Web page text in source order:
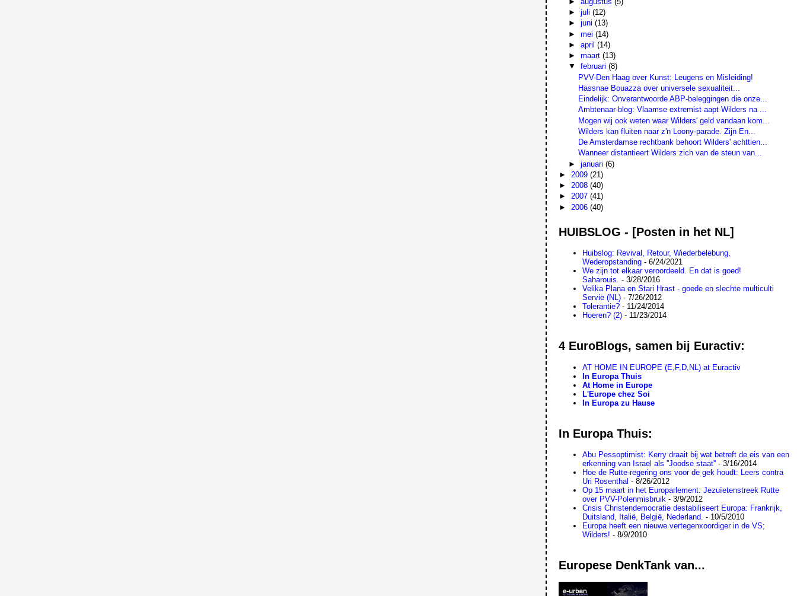
► juli (12)
► juni (13)
► mei (14)
► april (14)
► maart (13)
▼ februari (8)
PVV-Den Haag over Kunst: Leugens en Misleiding!
Hassnae Bouazza over universele sexualiteit...
Eindelijk: Onverantwoorde ABP-beleggingen die onze...
Ambtenaar-blog: Vlaamse extremist aapt Wilders na ...
Mogen wij ook weten waar Wilders' geld vandaan kom...
Wilders kan fluiten naar z'n Loony-parade. Zijn En...
De Amsterdamse rechtbank behoort Wilders' achttien...
Wanneer distantieert Wilders zich van de steun van...
► januari (6)
► 2009(21)
►2008(40)
►2007(41)
► 2006(40)
HUIBSLOG - [Posten in het NL]
Huibslog: Revival, Retour, Wiederbelebung,
Wederopstanding - 6/24/2021
We zijn tot elkaar veroordeeld. En dat is goed!
Saharouis. - 3/28/2016
Velika Plana en Stari Hrast - goede en slechte multiculti
Servië (NL) - 7/26/2012
Tolerantie? - 11/24/2014
Hoeren? (2) - 11/23/2014
4 EuroBlogs, samen bij Euractiv:
AT HOME IN EUROPE (E,F,D,NL) at Euractiv
In Europa Thuis
At Home in Europe
L'Europe chez Soi
In Europa zu Hause
In Europa Thuis:
Abu Pessoptimist: Kerry draait bij wat betreft de eis van een
erkenning van Israel als ''Joodse staat'' - 3/16/2014
Hoe de Rutte-regering ons voor de gek houdt: Leers contra
Uri Rosenthal - 8/26/2012
Op 15 maart in het Europarlement: Jezuïetenstreek Rutte
over PVV-Polenmisbruik - 3/9/2012
Crisis Christendemocratie destabiliseert Europa: Frankrijk,
Duitsland, Italië, België, Nederland. - 10/5/2010
Europa heeft een nieuwe vertegenxoordiger in de VS;
Wilders! - 8/9/2010
Europese DenkTank van...